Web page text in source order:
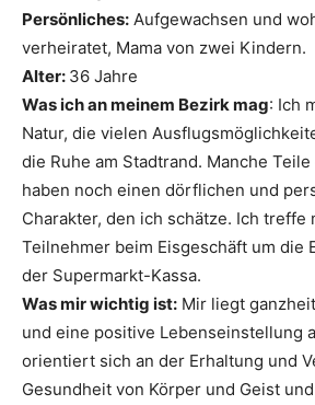
Persönliches: Aufgewachsen und
verheiratet, Mama von zwei Kindern.
Alter: 36 Jahre
Was ich an meinem Bezirk mag: Ich
Natur, die vielen
die Ruhe am Stadtrand. Manche
haben noch einen dörflichen und
Charakter, den ich schätze. Ich treffe
Teilnehmer beim Eisgeschäft um die
der Supermarkt-Kassa.
Was mir wichtig ist: Mir liegt
und eine positive Lebenseinstellung
orientiert sich an der Erhaltung und
Gesundheit von Körper und Geist